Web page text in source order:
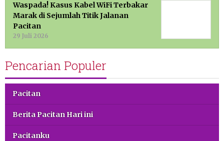
Waspada! Kasus Kabel WiFi Terbakar
Marak di Sejumlah Titik Jalanan
Pacitan
29 Juli 2026
Pencarian Populer
Pacitan
Berita Pacitan Hari ini
Pacitanku